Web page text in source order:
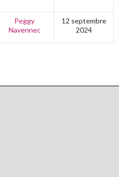
Peggy
Navennec
12 septembre
2024